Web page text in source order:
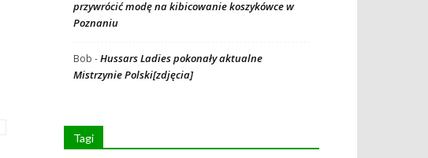
przywrócić modę na kibicowanie koszykówce w
Poznaniu
Bob -Hussars Ladies pokonały aktualne
Mistrzynie Polski[zdjęcia]
Tagi